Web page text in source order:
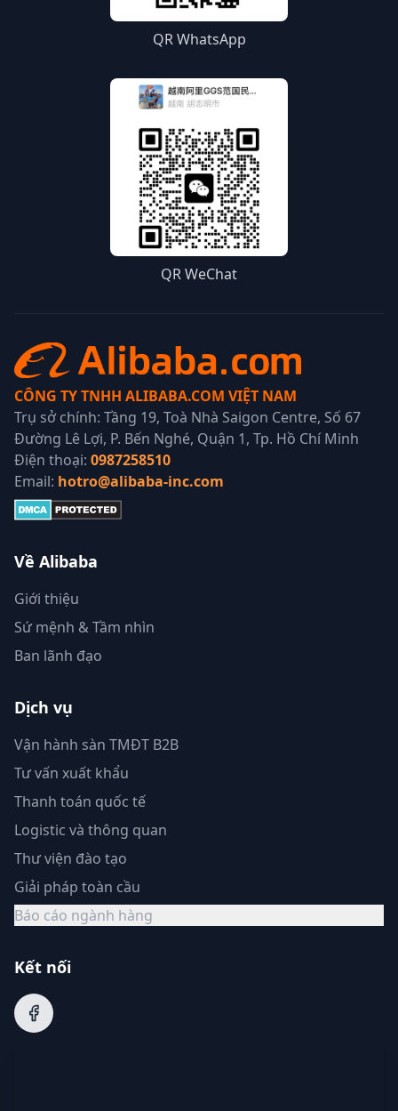
QR WhatsApp
QR WeChat
CÔNG TY TNHH ALIBABA.COM VIỆT NAM
Trụ sở chính: Tầng 19, Toà Nhà Saigon Centre, Số 67
Đường Lê Lợi, P. Bến Nghé, Quận 1, Tp. Hồ Chí Minh
Điện thoại: 0987258510
Email: hotro@alibaba-inc.com
Về Alibaba
Giới thiệu
Sứ mệnh & Tầm nhìn
Ban lãnh đạo
Dịch vụ
Vận hành sàn TMĐT B2B
Tư vấn xuất khẩu
Thanh toán quốc tế
Logistic và thông quan
Thư viện đào tạo
Giải pháp toàn cầu
Báo cáo ngành hàng
Kết nối